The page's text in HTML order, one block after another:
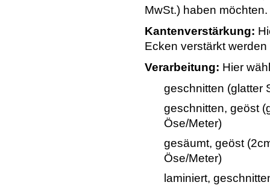
MwSt.) haben möchten.
Kantenverstärkung:
Ecken verstärkt
Verarbeitung: Hier
geschnitten (glatter
geschnitten, geöst
Öse/Meter)
gesäumt, geöst
Öse/Meter)
laminiert,